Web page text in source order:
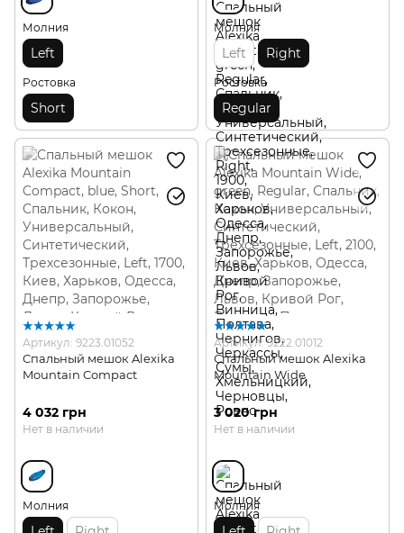
Молния
Left
Ростовка
Short
Молния
Left Right
Ростовка
Regular
Артикул: 9223.01052
Спальный мешок Alexika
Mountain Compact
4 032 грн
Нет в наличии
Молния
Артикул: 9222.01012
Спальный мешок Alexika
Mountain Wide
3 020 грн
Нет в наличии
Молния